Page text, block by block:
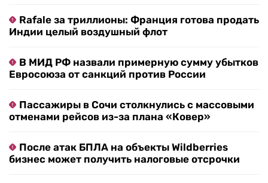
Rafale за триллионы: Франция готова продать
Индии целый воздушный флот
В МИД РФ назвали примерную сумму убытков
Евросоюза от санкций против России
Пассажиры в Сочи столкнулись с массовыми
отменами рейсов из-за плана «Ковер»
После атак БПЛА на объекты Wildberries
бизнес может получить налоговые отсрочки